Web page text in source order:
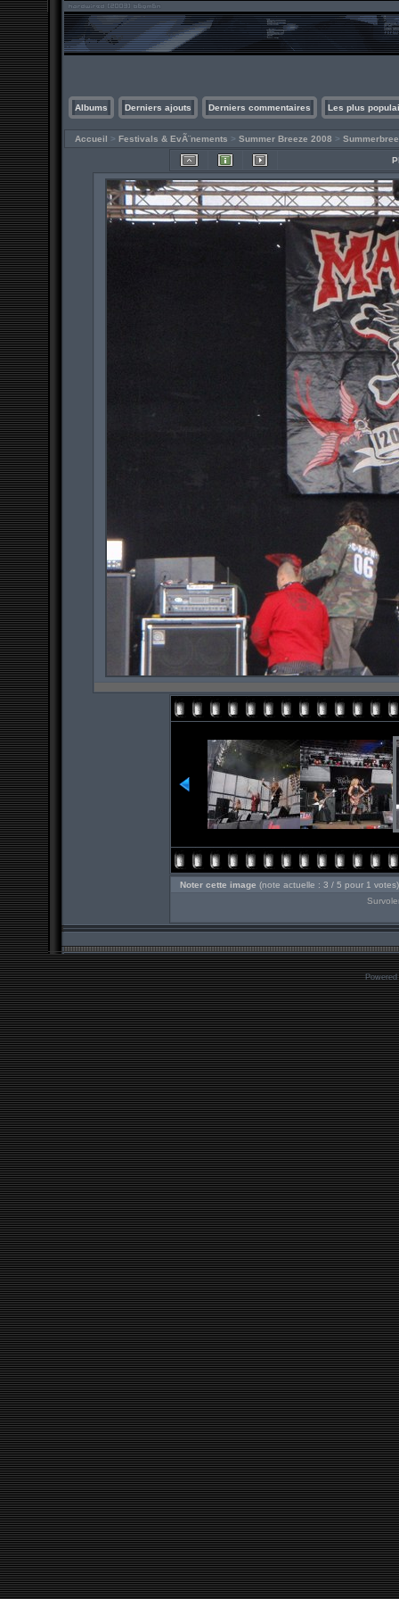
Albums Derniers ajouts Derniers commentaires Les plus
Accueil > Festivals & EvÃ¨nements > Summer Breeze 2008 >
Noter cette image (note actuelle : 3 / 5 pour 1 votes)